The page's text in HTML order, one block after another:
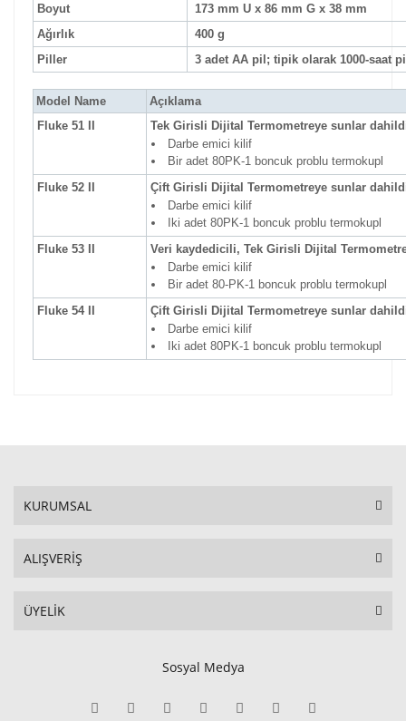
Boyut
173 mm U x 86 mm G x 38 mm
Ağırlık
400 g
Piller
3 adet AA pil; tipik olarak 1000-saat
Model Name
Açıklama
Fluke 51 II
Tek Girisli Dijital Termometreye sunlar
Darbe emici kilif
Bir adet 80PK-1 boncuk problu termokupl
Fluke 52 II
Çift Girisli Dijital Termometreye sunlar
Darbe emici kilif
Iki adet 80PK-1 boncuk problu termokupl
Fluke 53 II
Veri kaydedicili, Tek Girisli Dijital
Darbe emici kilif
Bir adet 80-PK-1 boncuk problu termokupl
Fluke 54 II
Çift Girisli Dijital Termometreye sunlar
Darbe emici kilif
Iki adet 80PK-1 boncuk problu termokupl
KURUMSAL
ALIŞVERİŞ
ÜYELİK
Sosyal Medya